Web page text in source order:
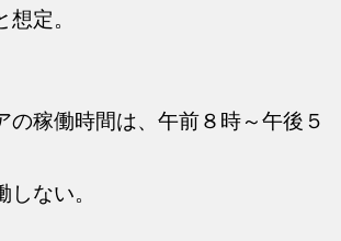
想定。
の稼働時間は、午前８時～午後５
しない。